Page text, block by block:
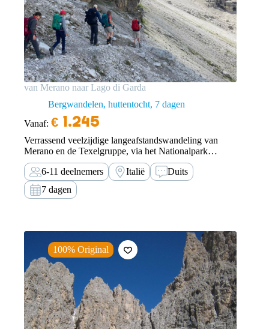
van Merano naar Lago di Garda
Bergwandelen, huttentocht 7 dagen
Vanaf: € 1.245
Verrassend veelzijdige langeafstandswandeling van
Merano en de Texelgruppe, via het Nationalpark
Stilferjoch en de Brenta naar het Lago di Garda.
6-11 deelnemers
Italië
Duits
7 dagen
100% Original